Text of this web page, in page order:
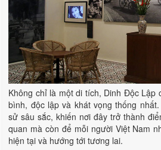
Không chỉ là một di tích, Dinh Độc Lập
bình, độc lập và khát vọng thống
sử sâu sắc, khiến nơi đây trở thành
quan mà còn để mỗi người Việt Nam
hiện tại và hướng tới tương lai.